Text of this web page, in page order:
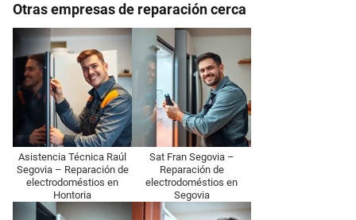
Otras empresas de reparación cerca
Asistencia Técnica Raúl
Segovia – Reparación de
electrodoméstios en
Hontoria
Sat Fran Segovia –
Reparación de
electrodoméstios en
Segovia